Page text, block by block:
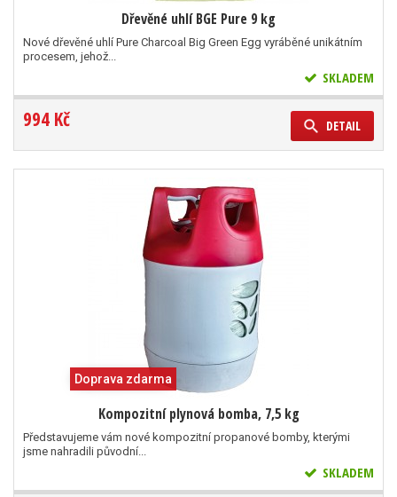
Dřevěné uhlí BGE Pure 9 kg
Nové dřevěné uhlí Pure Charcoal Big Green Egg vyráběné unikátním
procesem, jehož...
SKLADEM
994 Kč DETAIL
Doprava zdarma
Kompozitní plynová bomba, 7,5 kg
Představujeme vám nové kompozitní propanové bomby, kterými
jsme nahradili původní...
SKLADEM